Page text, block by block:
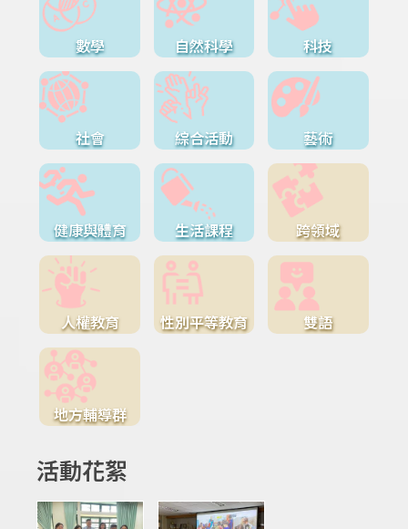
數學 自然科學 科技
社會 綜合活動 藝術
健康與體育 生活課程 跨領域
人權教育 性別平等教育 雙語
地方輔導群
活動花絮